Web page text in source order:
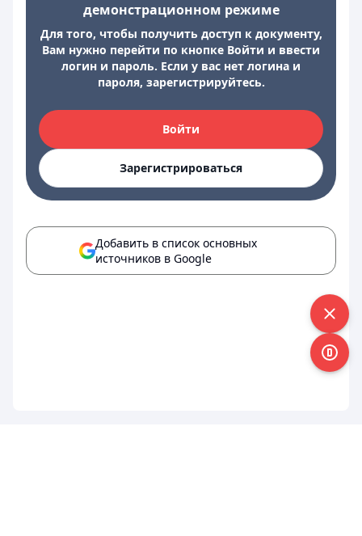
демонстрационном режиме
Для того, чтобы получить доступ к документу,
Вам нужно перейти по кнопке Войти и ввести
логин и пароль. Если у вас нет логина и
пароля, зарегистрируйтесь.
Войти
Зарегистрироваться
Добавить в список основных
источников в Google